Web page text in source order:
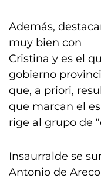
Además,
muy bien con
Cristina y es el
gobierno
que, a priori,
que marcan el
rige al grupo de
Insaurralde se
Antonio de